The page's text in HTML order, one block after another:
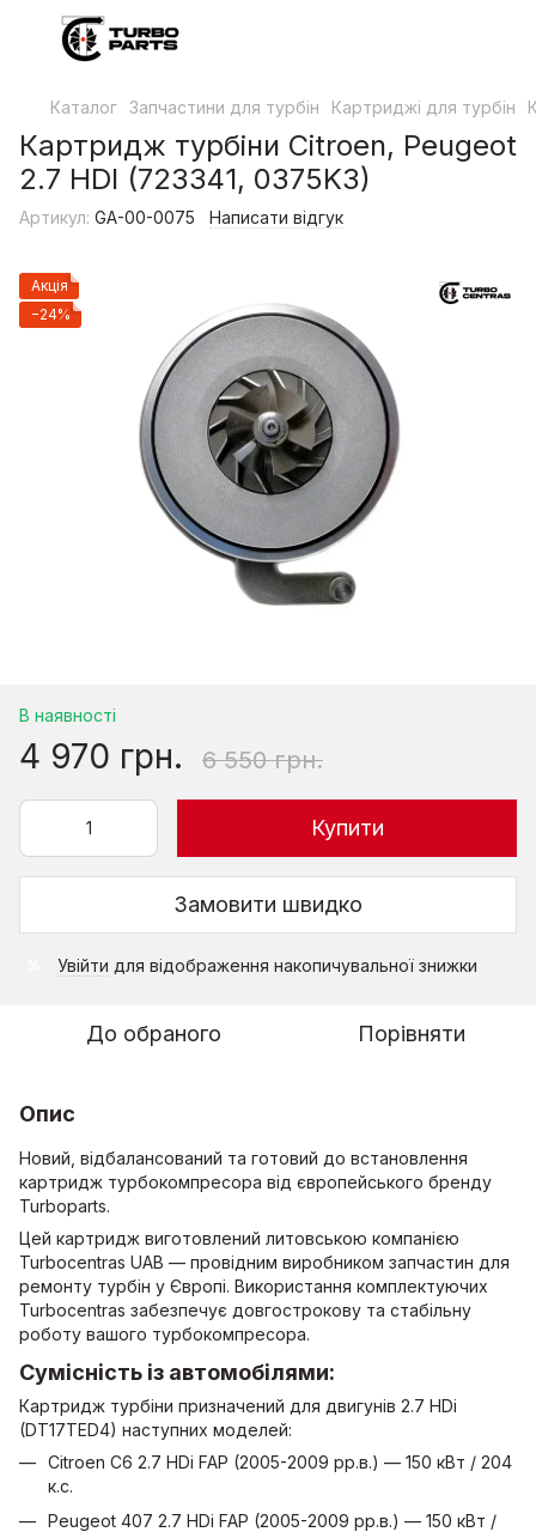
Каталог Запчастини для турбін Картриджі для турбін
Картридж турбіни Citroen, Peugeot
2.7 HDI (723341, 0375K3)
Артикул: GA-00-0075 Написати відгук
Акція
−24%
В наявності
4 970 грн. 6 550 грн.
Купити
Замовити швидко
Увійти для відображення накопичувальної знижки
До обраного Порівняти
Опис
Новий, відбалансований та готовий до встановлення
картридж турбокомпресора від європейського бренду
Turboparts.
Цей картридж виготовлений литовською компанією
Turboсentras UAB — провідним виробником запчастин для
ремонту турбін у Європі. Використання комплектуючих
Turbocentras забезпечує довгострокову та стабільну
роботу вашого турбокомпресора.
Сумісність із автомобілями:
Картридж турбіни призначений для двигунів 2.7 HDi
(DT17TED4) наступних моделей:
Citroen C6 2.7 HDi FAP (2005-2009 рр.в.) — 150 кВт / 204
к.с.
Peugeot 407 2.7 HDi FAP (2005-2009 рр.в.) — 150 кВт /